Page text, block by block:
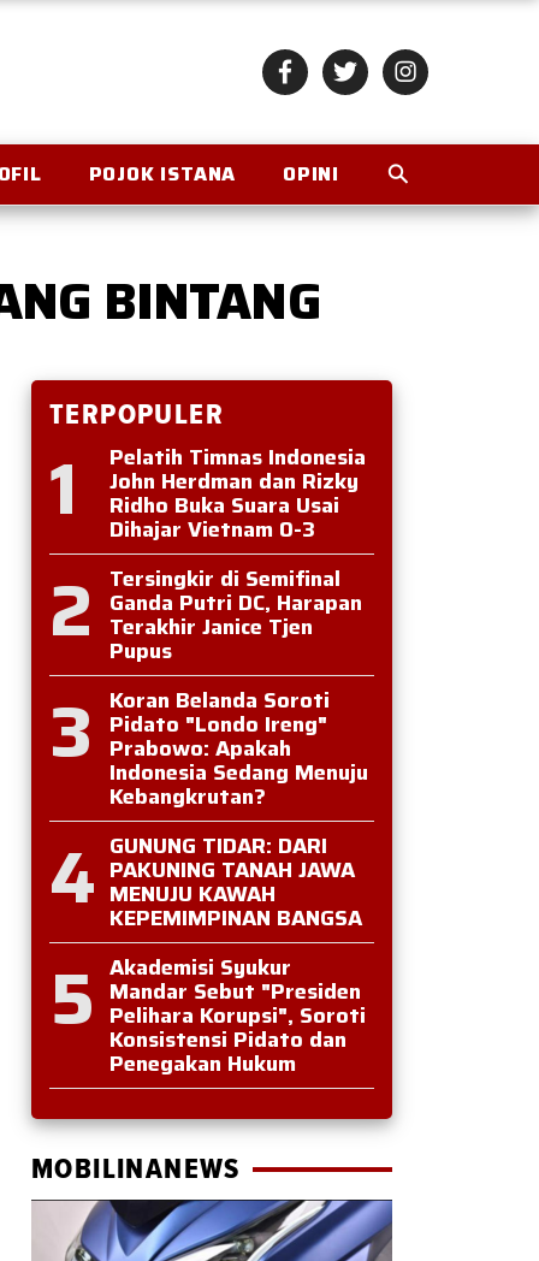
POJOK ISTANA OPINI
BINTANG
TERPOPULER
1 Pelatih Timnas Indonesia
John Herdman dan Rizky
Ridho Buka Suara Usai
Dihajar Vietnam 0-3
2 Tersingkir di Semifinal
Ganda Putri DC, Harapan
Terakhir Janice Tjen
Pupus
3 Koran Belanda Soroti
Pidato "Londo Ireng"
Prabowo: Apakah
Indonesia Sedang Menuju
Kebangkrutan?
4 GUNUNG TIDAR: DARI
PAKUNING TANAH JAWA
MENUJU KAWAH
KEPEMIMPINAN BANGSA
5 Akademisi Syukur
Mandar Sebut "Presiden
Pelihara Korupsi", Soroti
Konsistensi Pidato dan
Penegakan Hukum
MOBILINANEWS